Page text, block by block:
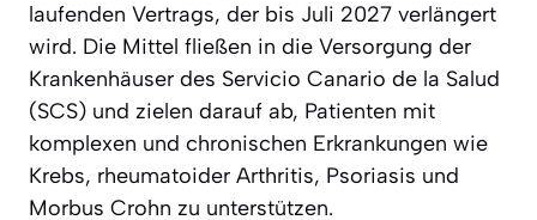
laufenden Vertrags, der bis Juli 2027 verlängert
wird. Die Mittel fließen in die Versorgung der
Krankenhäuser des Servicio Canario de la Salud
(SCS) und zielen darauf ab, Patienten mit
komplexen und chronischen Erkrankungen wie
Krebs, rheumatoider Arthritis, Psoriasis und
Morbus Crohn zu unterstützen.